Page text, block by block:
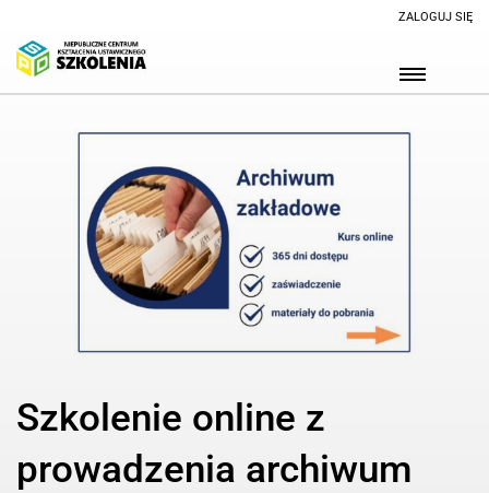
ZALOGUJ SIĘ
Szkolenie online z
prowadzenia archiwum